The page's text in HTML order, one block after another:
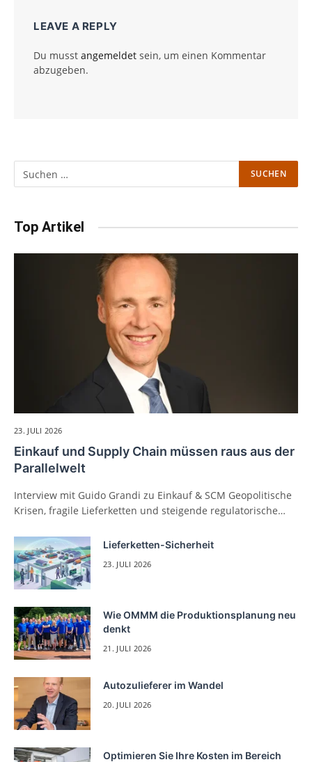
LEAVE A REPLY
Du musst angemeldet sein, um einen Kommentar
abzugeben.
Top Artikel
23. JULI 2026
Einkauf und Supply Chain müssen raus aus der
Parallelwelt
Interview mit Guido Grandi zu Einkauf & SCM Geopolitische
Krisen, fragile Lieferketten und steigende regulatorische…
Lieferketten-Sicherheit
23. JULI 2026
Wie OMMM die Produktionsplanung neu
denkt
21. JULI 2026
Autozulieferer im Wandel
20. JULI 2026
Optimieren Sie Ihre Kosten im Bereich